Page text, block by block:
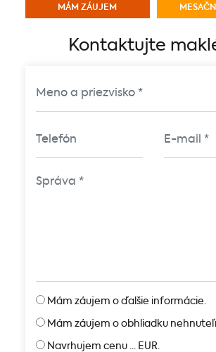
MÁM ZÁUJEM
Kontaktujte
Mám záujem o ďalšie informácie.
Mám záujem o obhliadku
Navrhujem cenu ... EUR.